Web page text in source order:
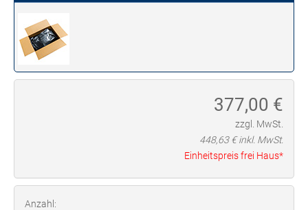
377,00 €
zzgl. MwSt.
448,63€ inkl. MwSt.
Einheitspreis frei Haus*
Anzahl: